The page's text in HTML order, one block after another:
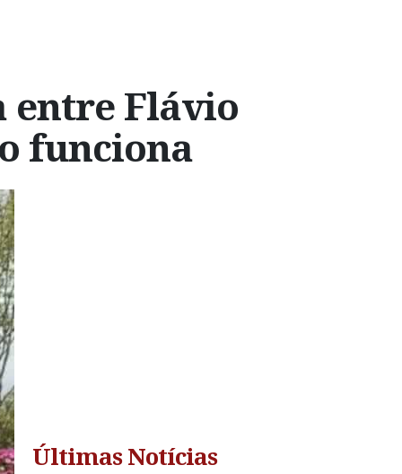
entre Flávio
funciona
Últimas Notícias